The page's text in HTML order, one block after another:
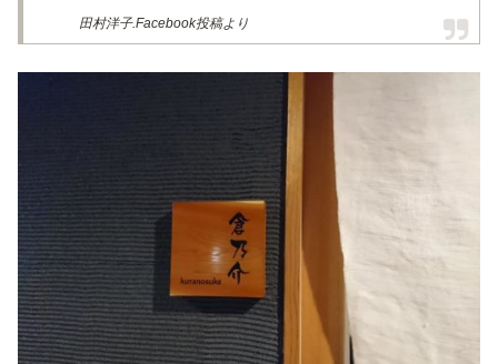
田村洋子.Facebook投稿より